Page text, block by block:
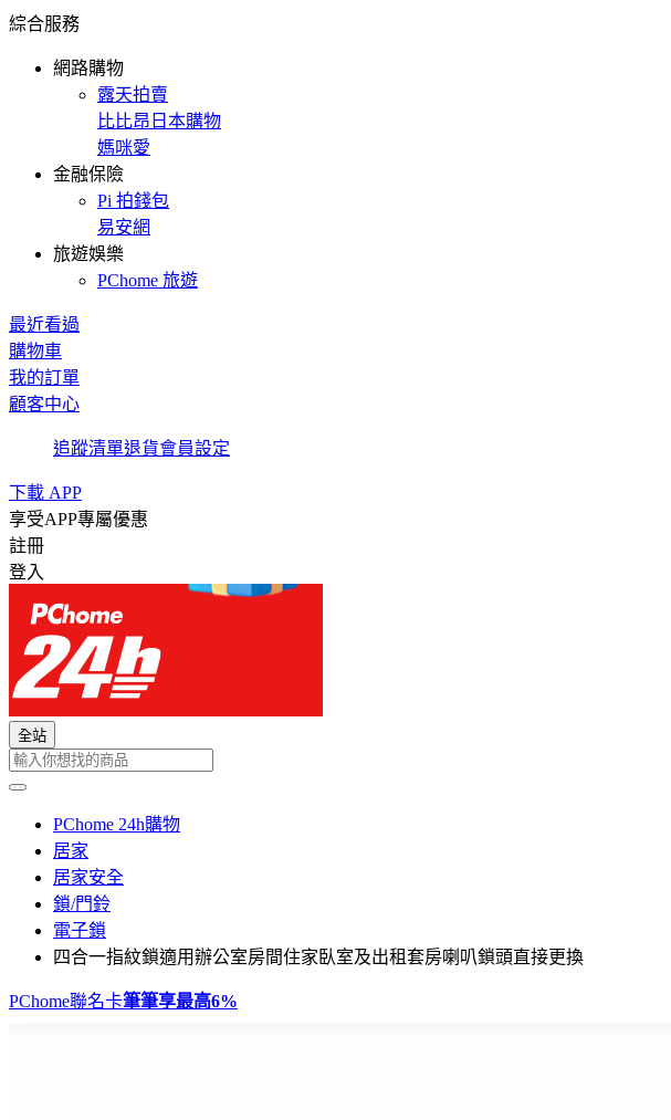
綜合服務
網路購物
露天拍賣
比比昂日本購物
媽咪愛
金融保險
Pi 拍錢包
易安網
旅遊娛樂
PChome 旅遊
最近看過
購物車
我的訂單
顧客中心
追蹤清單退貨會員設定
下載 APP
享受APP專屬優惠
註冊
登入
全站
PChome 24h購物
居家
居家安全
鎖/門鈴
電子鎖
四合一指紋鎖適用辦公室房間住家臥室及出租套房喇叭鎖頭直接更換
PChome聯名卡筆筆享最高6%